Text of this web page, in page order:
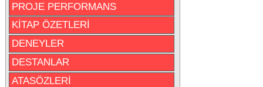
PROJE PERFORMANS
KİTAP ÖZETLERİ
DENEYLER
DESTANLAR
ATASÖZLERİ